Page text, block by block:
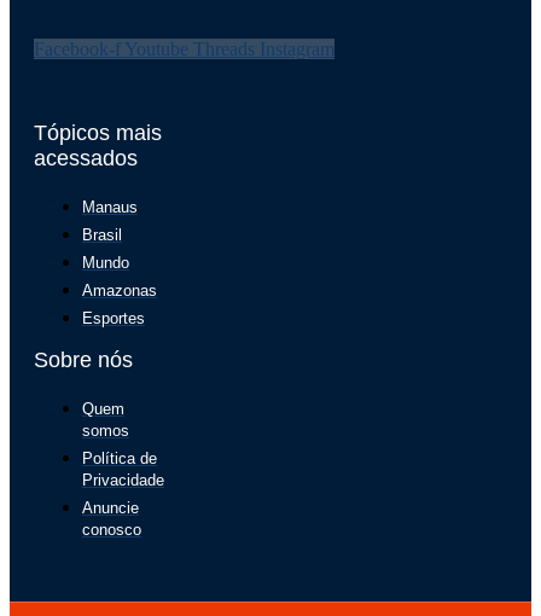
Facebook-f Youtube Threads Instagram
Tópicos mais
acessados
Manaus
Brasil
Mundo
Amazonas
Esportes
Sobre nós
Quem
somos
Política de
Privacidade
Anuncie
conosco